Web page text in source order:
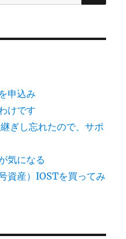
社
し
申込み
けです
ぎし忘れたので、サポ
気になる
資産）IOSTを買ってみ